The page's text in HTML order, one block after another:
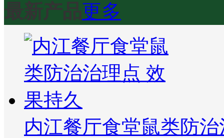
最新产品更多
内江餐厅食堂鼠类防